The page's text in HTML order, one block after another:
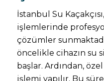
İstanbul Su
işlemlerinde
çözümler
öncelikle cihazın su
başlar. Ardından,
işlemi yapılır. Bu